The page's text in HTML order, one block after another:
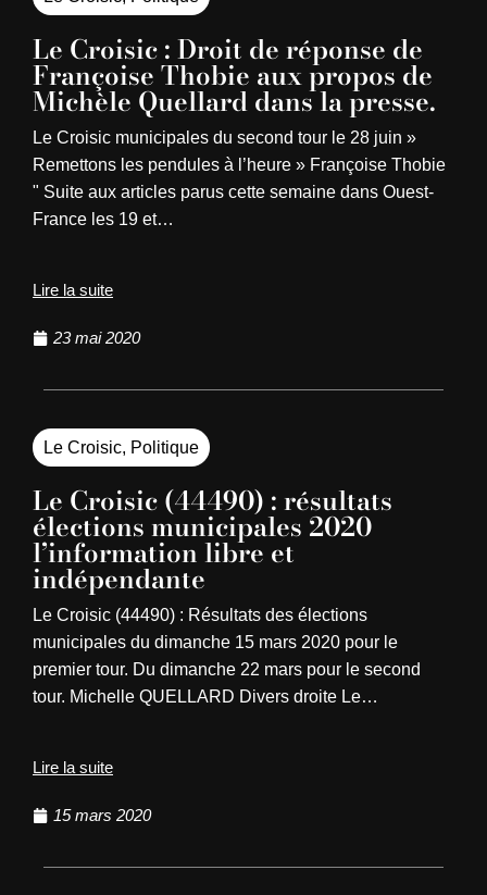
Le Croisic : Droit de réponse de
Françoise Thobie aux propos de
Michèle Quellard dans la presse.
Le Croisic municipales du second tour le 28 juin »
Remettons les pendules à l’heure » Françoise Thobie
" Suite aux articles parus cette semaine dans Ouest-
France les 19 et…
Lire la suite
23 mai 2020
Le Croisic, Politique
Le Croisic (44490) : résultats
élections municipales 2020
l’information libre et
indépendante
Le Croisic (44490) : Résultats des élections
municipales du dimanche 15 mars 2020 pour le
premier tour. Du dimanche 22 mars pour le second
tour. Michelle QUELLARD Divers droite Le…
Lire la suite
15 mars 2020